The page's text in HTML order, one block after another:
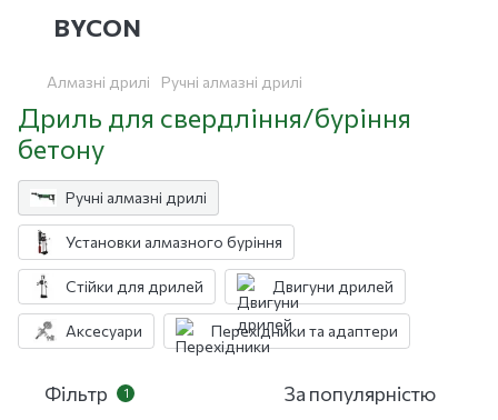
BYCON
Алмазні дрилі Ручні алмазні дрилі
Дриль для свердління/буріння
бетону
Ручні алмазні дрилі
Установки алмазного буріння
Стійки для дрилей Двигуни дрилей
Аксесуари Перехідники та адаптери
Фільтр 1 За популярністю